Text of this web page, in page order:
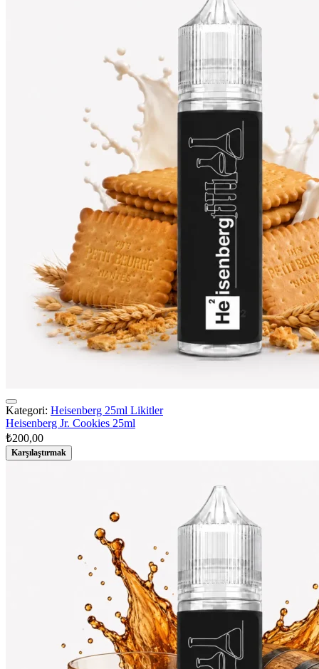
Kategori: Heisenberg 25ml Likitler
Heisenberg Jr. Cookies 25ml
₺200,00
Karşılaştırmak